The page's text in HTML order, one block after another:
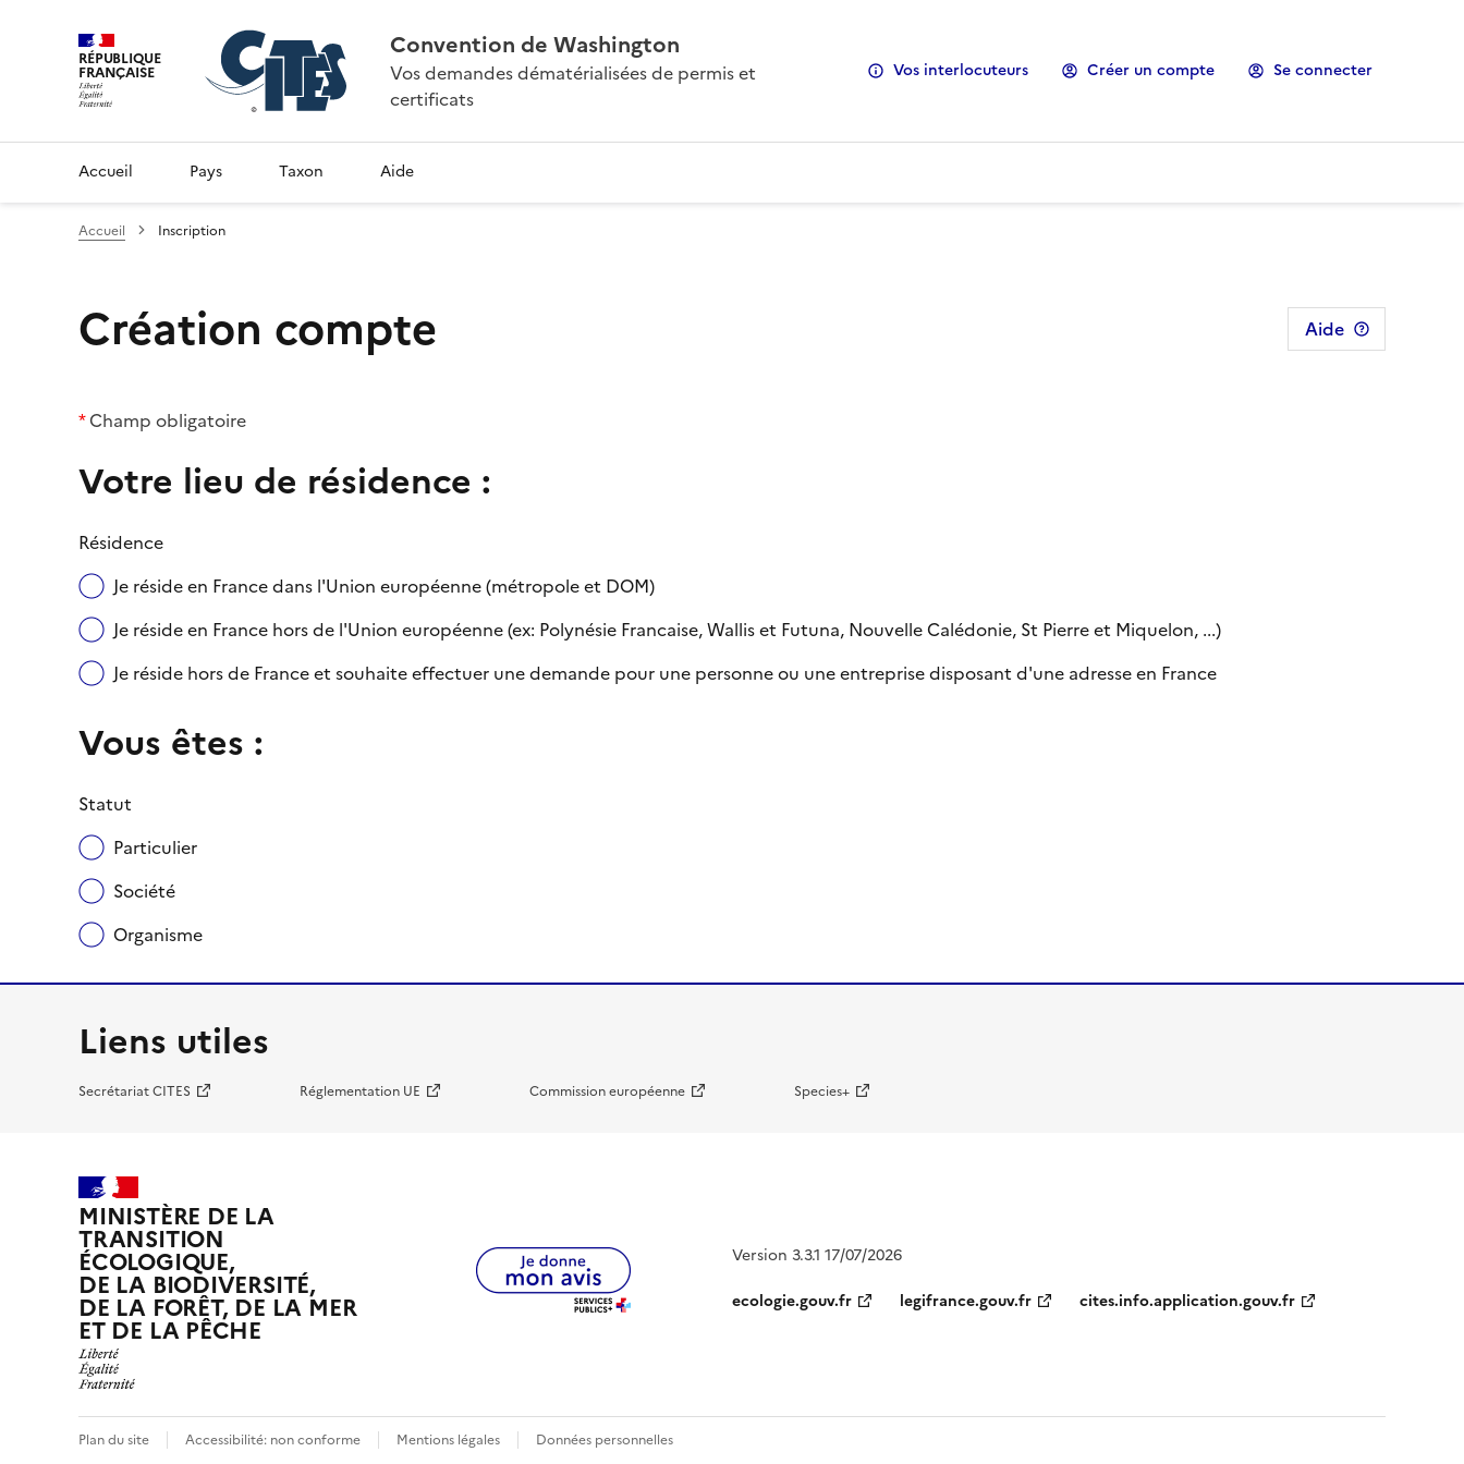
RÉPUBLIQUE
FRANÇAISE
Convention de Washington
Vos demandes dématérialisées de permis et
certificats
Vos interlocuteurs Créer un compte Se connecter
Accueil Pays Taxon Aide
Accueil Inscription
Création compte Aide
*Champ obligatoire
Votre lieu de résidence :
Résidence
Je réside en France dans l'Union européenne (métropole et DOM)
Je réside en France hors de l'Union européenne (ex: Polynésie Francaise, Wallis et Futuna, Nouvelle Calédonie, St Pierre et Miquelon, ...)
Je réside hors de France et souhaite effectuer une demande pour une personne ou une entreprise disposant d'une adresse en France
Vous êtes :
Statut
Particulier
Société
Organisme
Liens utiles
Secrétariat CITES Réglementation UE Commission européenne Species+
MINISTÈRE DE LA
TRANSITION
ÉCOLOGIQUE,
DE LA BIODIVERSITÉ,
DE LA FORÊT, DE LA MER
ET DE LA PÊCHE
Version 3.3.1 17/07/2026
ecologie.gouv.fr
legifrance.gouv.fr cites.info.application.gouv.fr
Plan du site Accessibilité: non conforme Mentions légales Données personnelles